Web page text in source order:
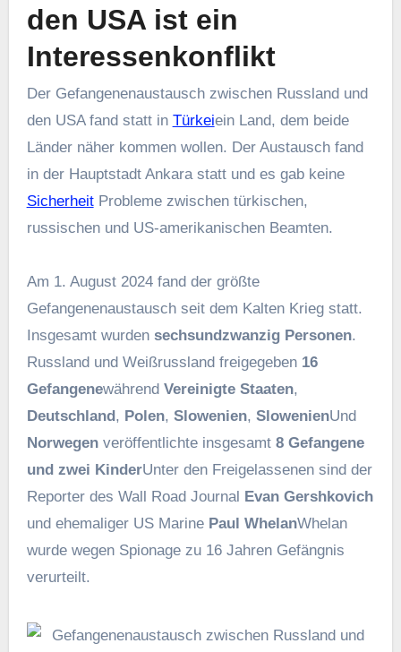
den USA ist ein
Interessenkonflikt
Der Gefangenenaustausch zwischen Russland und
den USA fand statt in Türkeiein Land, dem beide
Länder näher kommen wollen. Der Austausch fand
in der Hauptstadt Ankara statt und es gab keine
SicherheitProbleme zwischen türkischen,
russischen und US-amerikanischen Beamten.
Am 1. August 2024 fand der größte
Gefangenenaustausch seit dem Kalten Krieg statt.
Insgesamt wurden sechsundzwanzig Personen.
Russland und Weißrussland freigegeben 16
Gefangenewährend Vereinigte Staaten,
Deutschland , Polen, Slowenien, SlowenienUnd
Norwegenveröffentlichte insgesamt 8 Gefangene
und zwei KinderUnter den Freigelassenen sind der
Reporter des Wall Road Journal Evan Gershkovich
und ehemaliger US Marine Paul WhelanWhelan
wurde wegen Spionage zu 16 Jahren Gefängnis
verurteilt.